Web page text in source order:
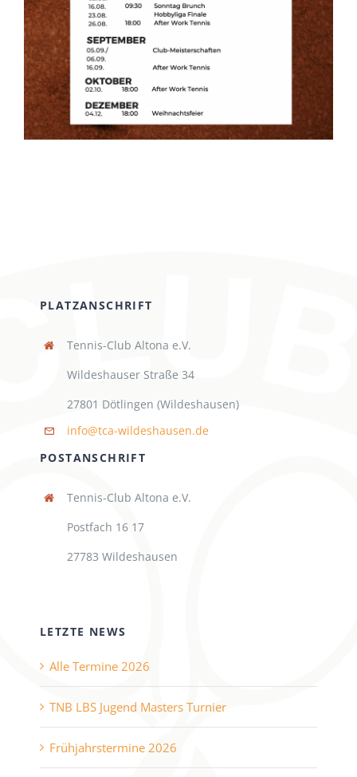
PLATZANSCHRIFT
Tennis-Club Altona e.V.
Wildeshauser Straße 34
27801 Dötlingen (Wildeshausen)
info@tca-wildeshausen.de
POSTANSCHRIFT
Tennis-Club Altona e.V.
Postfach 16 17
27783 Wildeshausen
LETZTE NEWS
Alle Termine 2026
TNB LBS Jugend Masters Turnier
Frühjahrstermine 2026